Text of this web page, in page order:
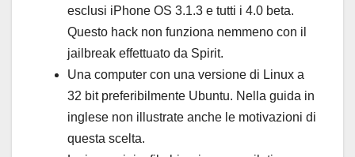
esclusi iPhone OS 3.1.3 e tutti i 4.0 beta.
Questo hack non funziona nemmeno con il
jailbreak effettuato da Spirit.
Una computer con una versione di Linux a
32 bit preferibilmente Ubuntu. Nella guida in
inglese non illustrate anche le motivazioni di
questa scelta.